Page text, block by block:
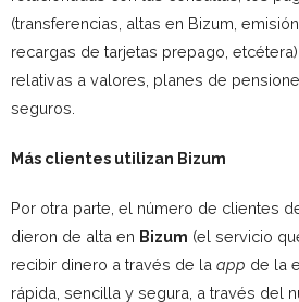
(transferencias, altas en Bizum,
recargas de tarjetas prepago,
relativas a valores, planes de
seguros.
Más clientes utilizan Bizum
Por otra parte, el número de clientes
dieron de alta en Bizum (el servicio
recibir dinero a través de la app de la
rápida, sencilla y segura, a través del